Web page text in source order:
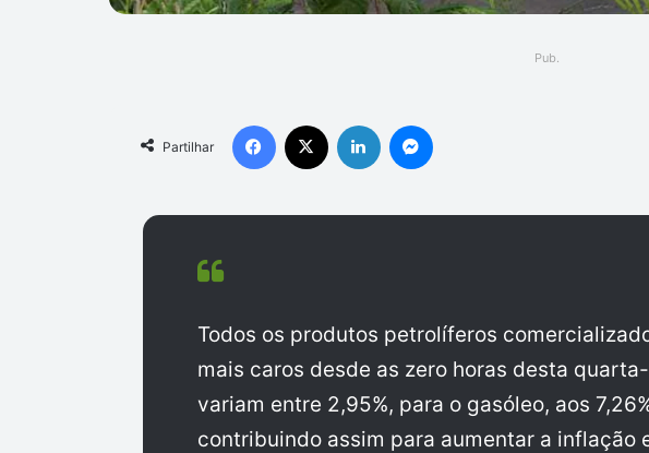
Pub.
Partilhar
Facebook Linkedin
Todos os produtos petrolíferos
mais caros desde as zero horas desta
variam entre 2,95%, para o gasóleo, aos
contribuindo assim para aumentar a inflação